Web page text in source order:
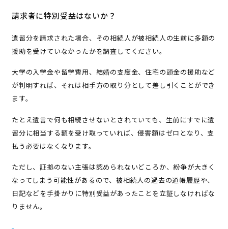
請求者に特別受益はないか？
遺留分を請求された場合、その相続人が被相続人の生前に多額の
援助を受けていなかったかを調査してください。
大学の入学金や留学費用、結婚の支度金、住宅の頭金の援助など
が判明すれば、それは相手方の取り分として差し引くことができ
ます。
たとえ遺言で何も相続させないとされていても、生前にすでに遺
留分に相当する額を受け取っていれば、侵害額はゼロとなり、支
払う必要はなくなります。
ただし、証拠のない主張は認められないどころか、紛争が大きく
なってしまう可能性があるので、被相続人の過去の通帳履歴や、
日記などを手掛かりに特別受益があったことを立証しなければな
りません。